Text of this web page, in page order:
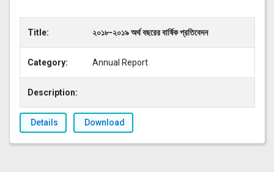
Title: ২০১৮-২০১৯ অর্থ বছরের বার্ষিক প্রতিবেদন
Category: Annual Report
Description:
Details Download